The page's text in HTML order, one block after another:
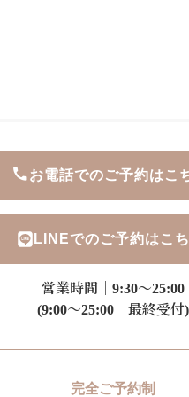
お電話でのご予約はこ
LINEでのご予約はこ
営業時間｜9:30～25:00
(9:00～25:00 最終受付)
完全ご予約制